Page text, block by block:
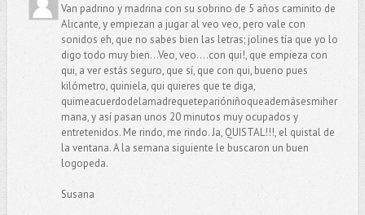
Van padrino y madrina con su sobrino de 5 años caminito de
Alicante, y empiezan a jugar al veo veo, pero vale con
sonidos eh, que no sabes bien las letras; jolines tía que yo lo
digo todo muy bien...Veo, veo....con qui!, que empieza con
qui, a ver estás seguro, que sí, que con qui, bueno pues
kilómetro, quiniela, qui quieres que te diga,
quimeacuerdodelamadrequeteparióniñoqueademásesmiher
mana, y así pasan unos 20 minutos muy ocupados y
entretenidos. Me rindo, me rindo. Ja, QUISTAL!!!, el quistal de
la ventana. A la semana siguiente le buscaron un buen
logopeda.
Susana